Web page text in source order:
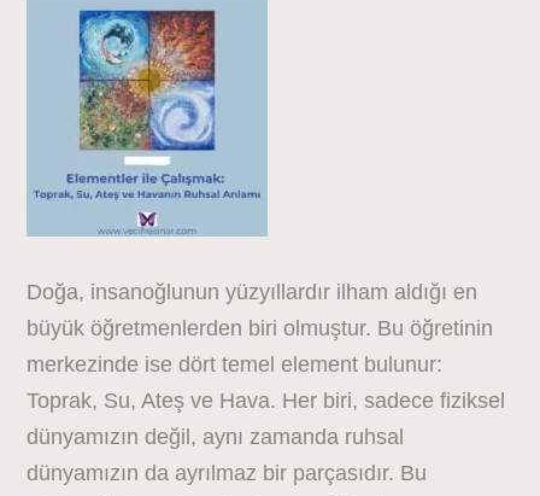
Doğa, insanoğlunun yüzyıllardır ilham aldığı en
büyük öğretmenlerden biri olmuştur. Bu öğretinin
merkezinde ise dört temel element bulunur:
Toprak, Su, Ateş ve Hava. Her biri, sadece fiziksel
dünyamızın değil, aynı zamanda ruhsal
dünyamızın da ayrılmaz bir parçasıdır. Bu